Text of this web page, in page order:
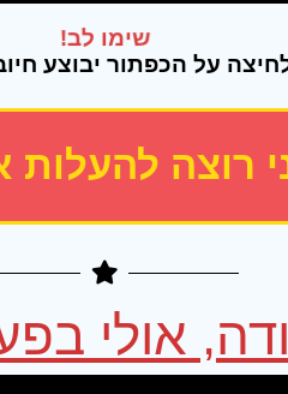
על הכפתור יבוצע
רוצה
אולי